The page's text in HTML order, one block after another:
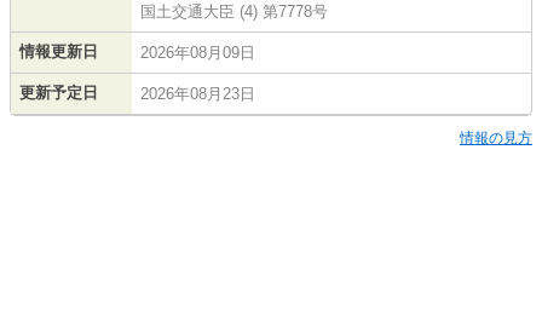
国土交通大臣 (4) 第7778号
情報更新日 2026年08月09日
更新予定日 2026年08月23日
情報の見方